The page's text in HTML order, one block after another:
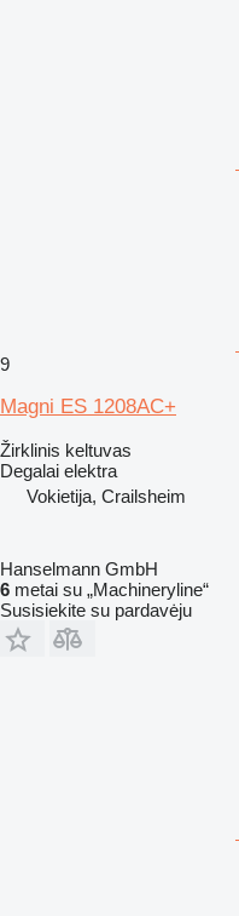
9
Magni ES 1208AC+
Žirklinis keltuvas
Degalai elektra
Vokietija, Crailsheim
Hanselmann GmbH
6 metai su „Machineryline“
Susisiekite su pardavėju